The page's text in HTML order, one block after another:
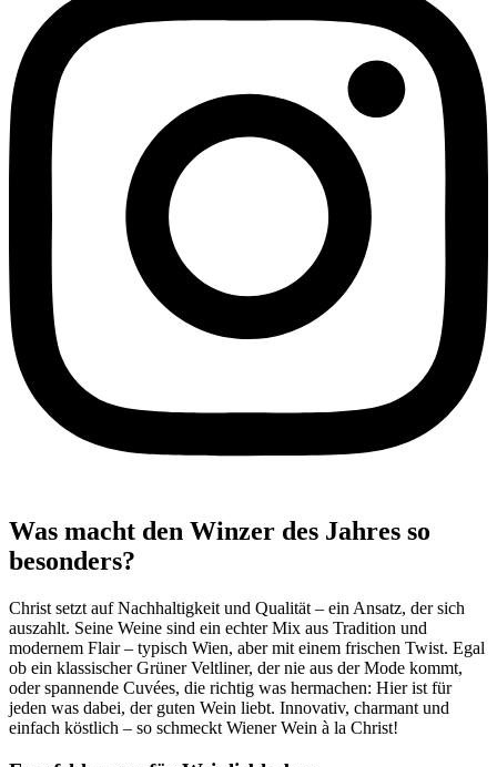
Was macht den Winzer des Jahres so
besonders?
Christ setzt auf Nachhaltigkeit und Qualität – ein Ansatz, der sich
auszahlt. Seine Weine sind ein echter Mix aus Tradition und
modernem Flair – typisch Wien, aber mit einem frischen Twist. Egal
ob ein klassischer Grüner Veltliner, der nie aus der Mode kommt,
oder spannende Cuvées, die richtig was hermachen: Hier ist für
jeden was dabei, der guten Wein liebt. Innovativ, charmant und
einfach köstlich – so schmeckt Wiener Wein à la Christ!